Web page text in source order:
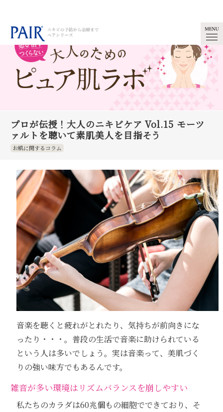
プロが伝授！大人のニキビケア Vol.15 モーツ
ァルトを聴いて素肌美人を目指そう
お肌に関するコラム
音楽を聴くと疲れがとれたり、気持ちが前向きにな
ったり・・・。普段の生活で音楽に助けられている
という人は多いでしょう。実は音楽って、美肌づく
りの強い味方でもあるんです。
雑音が多い環境はリズムバランスを崩しやすい
私たちのカラダは60兆個もの細胞でできており、そ